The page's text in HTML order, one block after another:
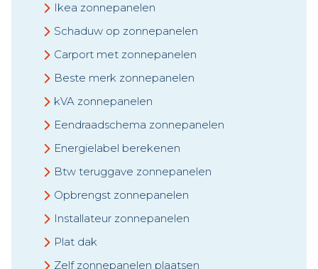
Ikea zonnepanelen
Schaduw op zonnepanelen
Carport met zonnepanelen
Beste merk zonnepanelen
kVA zonnepanelen
Eendraadschema zonnepanelen
Energielabel berekenen
Btw teruggave zonnepanelen
Opbrengst zonnepanelen
Installateur zonnepanelen
Plat dak
Zelf zonnepanelen plaatsen